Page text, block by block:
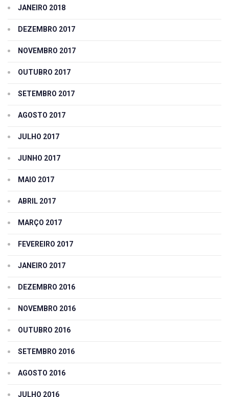
JANEIRO 2018
DEZEMBRO 2017
NOVEMBRO 2017
OUTUBRO 2017
SETEMBRO 2017
AGOSTO 2017
JULHO 2017
JUNHO 2017
MAIO 2017
ABRIL 2017
MARÇO 2017
FEVEREIRO 2017
JANEIRO 2017
DEZEMBRO 2016
NOVEMBRO 2016
OUTUBRO 2016
SETEMBRO 2016
AGOSTO 2016
JULHO 2016